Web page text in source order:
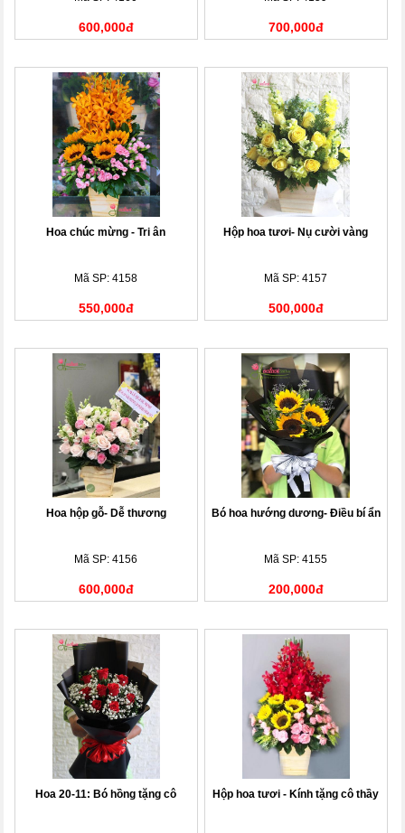
600,000đ 700,000đ
Hoa chúc mừng - Tri ân
Mã SP: 4158
550,000đ
Hộp hoa tươi- Nụ cười vàng
Mã SP: 4157
500,000đ
Hoa hộp gỗ- Dễ thương
Mã SP: 4156
600,000đ
Bó hoa hướng dương- Điều bí ẩn
Mã SP: 4155
200,000đ
Hoa 20-11: Bó hồng tặng cô Hộp hoa tươi - Kính tặng cô thầy